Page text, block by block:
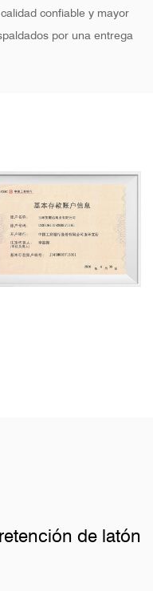
confiable y mayor
por una entrega
de latón